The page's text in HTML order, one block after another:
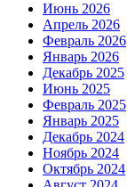
Июнь 2026
Апрель 2026
Февраль 2026
Январь 2026
Декабрь 2025
Июнь 2025
Февраль 2025
Январь 2025
Декабрь 2024
Ноябрь 2024
Октябрь 2024